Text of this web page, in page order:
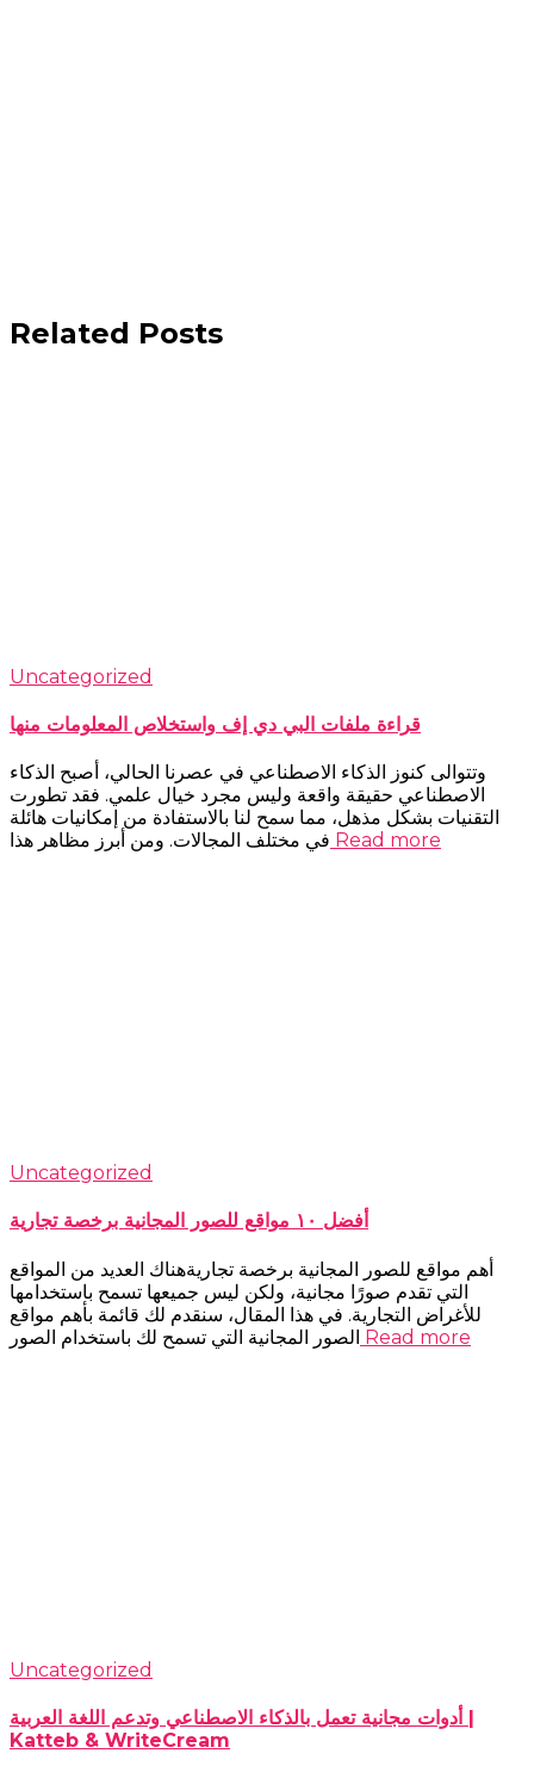
Related Posts
Uncategorized
قراءة ملفات البي دي إف واستخلاص المعلومات منها
وتتوالى كنوز الذكاء الاصطناعي في عصرنا الحالي، أصبح الذكاء
الاصطناعي حقيقة واقعة وليس مجرد خيال علمي. فقد تطورت
التقنيات بشكل مذهل، مما سمح لنا بالاستفادة من إمكانيات هائلة
في مختلف المجالات. ومن أبرز مظاهر هذا Read more
Uncategorized
أفضل ١٠ مواقع للصور المجانية برخصة تجارية
أهم مواقع للصور المجانية برخصة تجاريةهناك العديد من المواقع
التي تقدم صورًا مجانية، ولكن ليس جميعها تسمح باستخدامها
للأغراض التجارية. في هذا المقال، سنقدم لك قائمة بأهم مواقع
الصور المجانية التي تسمح لك باستخدام الصور Read more
Uncategorized
أدوات مجانية تعمل بالذكاء الاصطناعي وتدعم اللغة العربية |
Katteb & WriteCream